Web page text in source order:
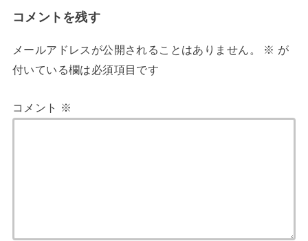
コメントを残す
メールアドレスが公開されることはありません。 ※ が
付いている欄は必須項目です
コメント ※